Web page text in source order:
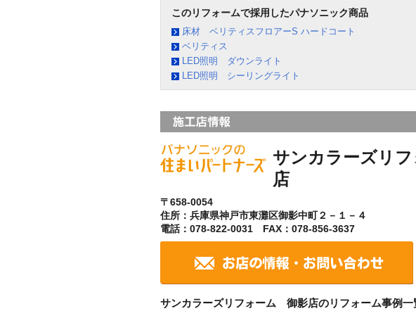
このリフォームで採用したパナソニック商品
床材 ベリティスフロアーS ハードコート
ベリティス
LED照明 ダウンライト
LED照明 シーリングライト
サンカラーズリ
店
〒658-0054
住所：兵庫県神戸市東灘区御影中町２－１－４
電話：078-822-0031 FAX：078-856-3637
サンカラーズリフォーム 御影店のリフォーム事例一